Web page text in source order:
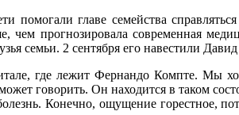
помогали главе семейства
чем прогнозировала современная
семьи. 2 сентября его навестили
где лежит Фернандо Компте. Мы
говорить. Он находится в таком
Конечно, ощущение горестное,